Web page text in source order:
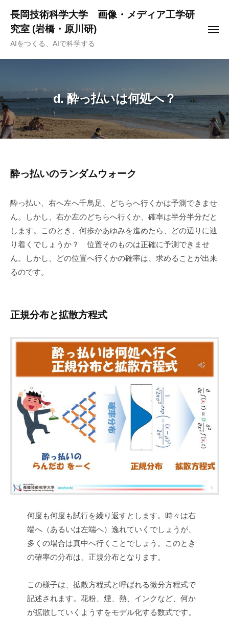
ツ
キ
ッ
プ
長岡技術科学大学 画像・メディア工学研
究室 (岩橋・原川研)
AIをつくる、AIで科学する
メ
d. 酔っ払いは何処へ？
d.
っ
払
い
は
へ？
2022-
okamura
酔っ払いのランダムウォーク
酔っ払い、右へ左へ千鳥足、どちらへ行くかは予測できませ
ん。しかし、右か左のどちらへ行くか、確率は半分半分だと
します。このとき、何歩かあゆみを進めたら、どの辺りに辿
り着くでしょうか？ 位置そのものは正確に予測できませ
ん。しかし、どの位置へ行くかの確率は、求めることが出来
るのです。
正規分布と拡散方程式
何度も何度も試行を繰り返すとします。時々は右
端へ（あるいは左端へ）逸れていくでしょうが、
多くの場合は真中へ行くことでしょう。このとき
の確率の分布は、正規分布となります。
この様子は、拡散方程式と呼ばれる微分方程式で
記述されます。花粉、煙、熱、インクなど、何か
が拡散していくようすをモデル化する数式です。